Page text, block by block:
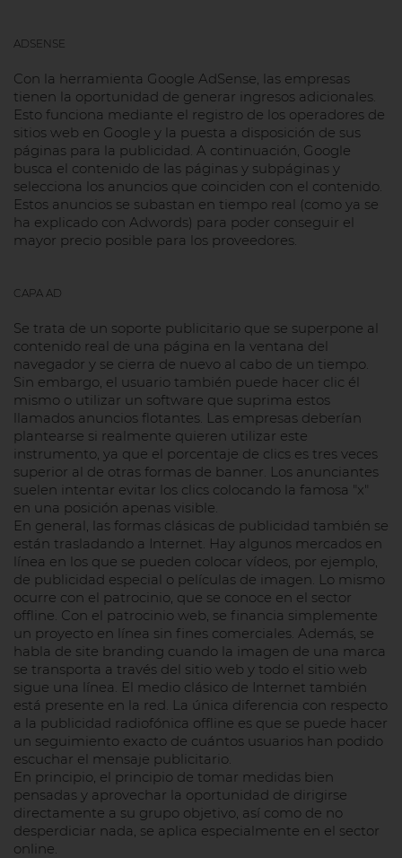
ADSENSE
Con la herramienta Google AdSense, las empresas
tienen la oportunidad de generar ingresos adicionales.
Esto funciona mediante el registro de los operadores de
sitios web en Google y la puesta a disposición de sus
páginas para la publicidad. A continuación, Google
busca el contenido de las páginas y subpáginas y
selecciona los anuncios que coinciden con el contenido.
Estos anuncios se subastan en tiempo real (como ya se
ha explicado con Adwords) para poder conseguir el
mayor precio posible para los proveedores.
CAPA AD
Se trata de un soporte publicitario que se superpone al
contenido real de una página en la ventana del
navegador y se cierra de nuevo al cabo de un tiempo.
Sin embargo, el usuario también puede hacer clic él
mismo o utilizar un software que suprima estos
llamados anuncios flotantes. Las empresas deberían
plantearse si realmente quieren utilizar este
instrumento, ya que el porcentaje de clics es tres veces
superior al de otras formas de banner. Los anunciantes
suelen intentar evitar los clics colocando la famosa "x"
en una posición apenas visible.
En general, las formas clásicas de publicidad también se
están trasladando a Internet. Hay algunos mercados en
línea en los que se pueden colocar vídeos, por ejemplo,
de publicidad especial o películas de imagen. Lo mismo
ocurre con el patrocinio, que se conoce en el sector
offline. Con el patrocinio web, se financia simplemente
un proyecto en línea sin fines comerciales. Además, se
habla de site branding cuando la imagen de una marca
se transporta a través del sitio web y todo el sitio web
sigue una línea. El medio clásico de Internet también
está presente en la red. La única diferencia con respecto
a la publicidad radiofónica offline es que se puede hacer
un seguimiento exacto de cuántos usuarios han podido
escuchar el mensaje publicitario.
En principio, el principio de tomar medidas bien
pensadas y aprovechar la oportunidad de dirigirse
directamente a su grupo objetivo, así como de no
desperdiciar nada, se aplica especialmente en el sector
online.